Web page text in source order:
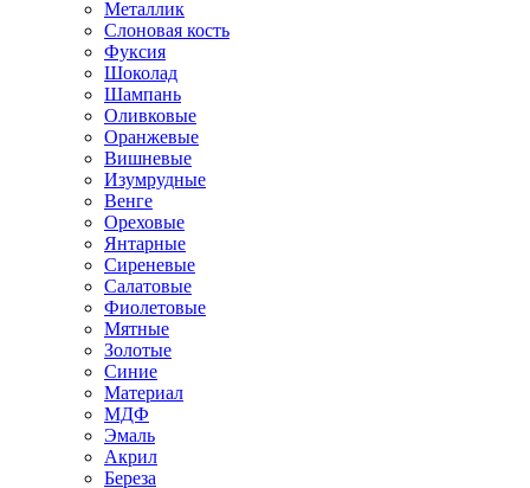
Металлик
Слоновая кость
Фуксия
Шоколад
Шампань
Оливковые
Оранжевые
Вишневые
Изумрудные
Венге
Ореховые
Янтарные
Сиреневые
Салатовые
Фиолетовые
Мятные
Золотые
Синие
Материал
МДФ
Эмаль
Акрил
Береза